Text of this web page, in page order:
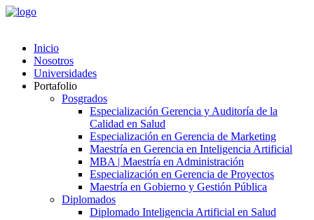
Inicio
Nosotros
Universidades
Portafolio
Posgrados
Especialización Gerencia y Auditoría de la
Calidad en Salud
Especialización en Gerencia de Marketing
Maestría en Gerencia en Inteligencia Artificial
MBA | Maestría en Administración
Especialización en Gerencia de Proyectos
Maestría en Gobierno y Gestión Pública
Diplomados
Diplomado Inteligencia Artificial en Salud